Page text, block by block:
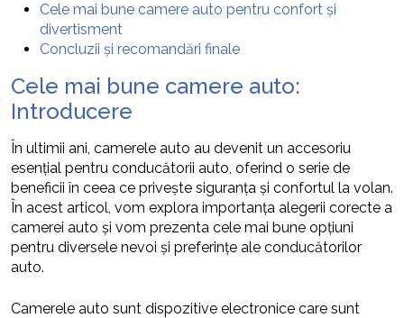
Cele mai bune camere auto pentru confort și
divertisment
Concluzii și recomandări finale
Cele mai bune camere auto:
Introducere
În ultimii ani, camerele auto au devenit un accesoriu
esențial pentru conducătorii auto, oferind o serie de
beneficii în ceea ce privește siguranța și confortul la volan.
În acest articol, vom explora importanța alegerii corecte a
camerei auto și vom prezenta cele mai bune opțiuni
pentru diversele nevoi și preferințe ale conducătorilor
auto.
Camerele auto sunt dispozitive electronice care sunt